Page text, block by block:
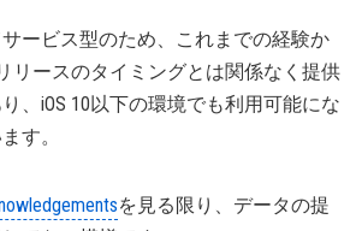
ービス型のため、これまでの経験か
リースのタイミングとは関係なく提供
、iOS 10以下の環境でも利用可能にな
す。
を見る限り、データの提